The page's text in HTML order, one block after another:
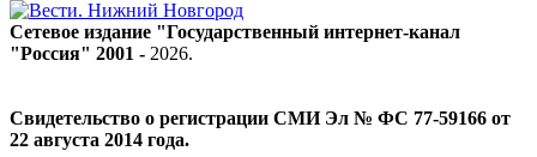
Сетевое издание "Государственный интернет-канал
"Россия" 2001 - 2026.
Свидетельство о регистрации СМИ Эл № ФС 77-59166 от
22 августа 2014 года.